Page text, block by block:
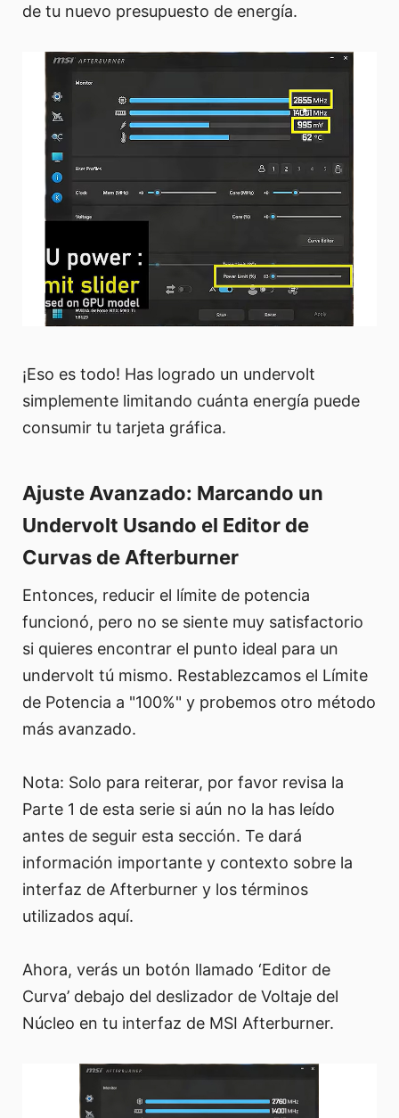
de tu nuevo presupuesto de energía.
¡Eso es todo! Has logrado un undervolt
simplemente limitando cuánta energía puede
consumir tu tarjeta gráfica.
Ajuste Avanzado: Marcando un
Undervolt Usando el Editor de
Curvas de Afterburner
Entonces, reducir el límite de potencia
funcionó, pero no se siente muy satisfactorio
si quieres encontrar el punto ideal para un
undervolt tú mismo. Restablezcamos el Límite
de Potencia a "100%" y probemos otro método
más avanzado.
Nota: Solo para reiterar, por favor revisa la
Parte 1 de esta serie si aún no la has leído
antes de seguir esta sección. Te dará
información importante y contexto sobre la
interfaz de Afterburner y los términos
utilizados aquí.
Ahora, verás un botón llamado ‘Editor de
Curva’ debajo del deslizador de Voltaje del
Núcleo en tu interfaz de MSI Afterburner.